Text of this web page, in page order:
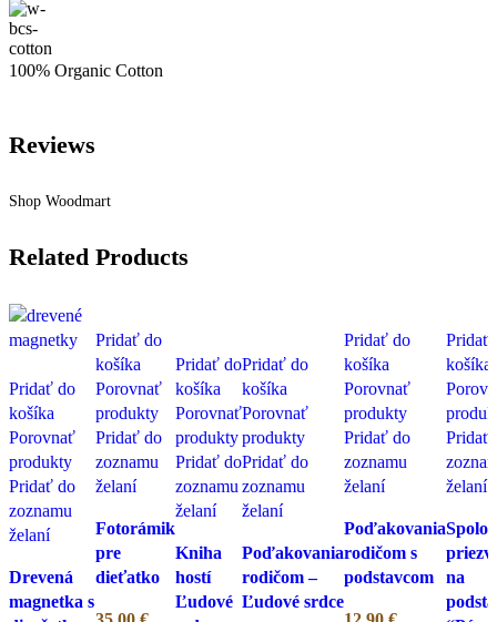
100% Organic Cotton
Reviews
Shop Woodmart
Related Products
Pridať do
košíka
Porovnať
produkty
Pridať do
zoznamu
želaní
Drevená
magnetka s
Pridať do
košíka
Porovnať
produkty
Pridať do
zoznamu
želaní
Fotorámik
pre
dieťatko
Pridať do
košíka
Porovnať
produkty
Pridať do
zoznamu
želaní
Kniha
hostí
Ľudové
Pridať do
košíka
Porovnať
produkty
Pridať do
zoznamu
želaní
Poďakovania
rodičom –
Ľudové srdce
Pridať do
košíka
Porovnať
produkty
Pridať do
zoznamu
želaní
Poďakovania
rodičom s
podstavcom
Pridať
košíka
Pridať
želaní
na